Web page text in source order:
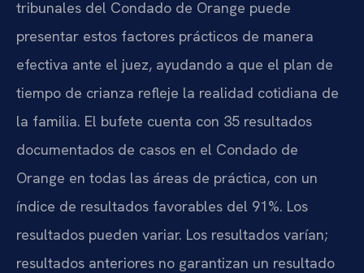
tribunales del Condado de Orange puede
presentar estos factores prácticos de manera
efectiva ante el juez, ayudando a que el plan de
tiempo de crianza refleje la realidad cotidiana de
la familia. El bufete cuenta con 35 resultados
documentados de casos en el Condado de
Orange en todas las áreas de práctica, con un
índice de resultados favorables del 91%. Los
resultados pueden variar. Los resultados varían;
resultados anteriores no garantizan un resultado